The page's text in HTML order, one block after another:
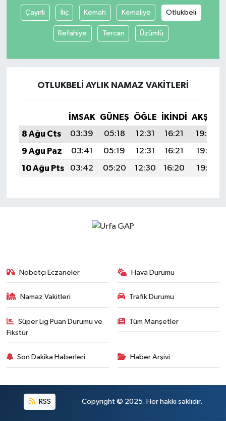
Çayırlı İliç Kemah Kemaliye Otlukbeli
Refahiye Tercan Üzümlü
OTLUKBELI AYLIK NAMAZ VAKITLERI
İMSAK GÜNEŞ ÖĞLE İKINDI
AKŞAM
8 Ağu Cts
03:39 05:18 12:31 16:21
19:34
9 Ağu Paz
03:41 05:19 12:31 16:21
19:32
10 Ağu Pts
03:42 05:20 12:30 16:20 19:31
Nöbetçi Eczaneler Hava Durumu
Namaz Vakitleri Trafik Durumu
Süper Lig Puan Durumu ve
Fikstür
Tüm Manşetler
Son Dakika Haberleri Haber Arşivi
RSS Copyright © 2025. Her hakkı saklıdır.